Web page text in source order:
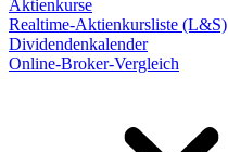
Aktienkurse
Realtime-Aktienkursliste (L&S)
Dividendenkalender
Online-Broker-Vergleich